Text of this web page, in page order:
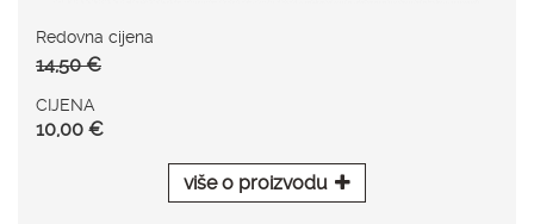
Redovna cijena
14,50 €
CIJENA
10,00 €
više o proizvodu